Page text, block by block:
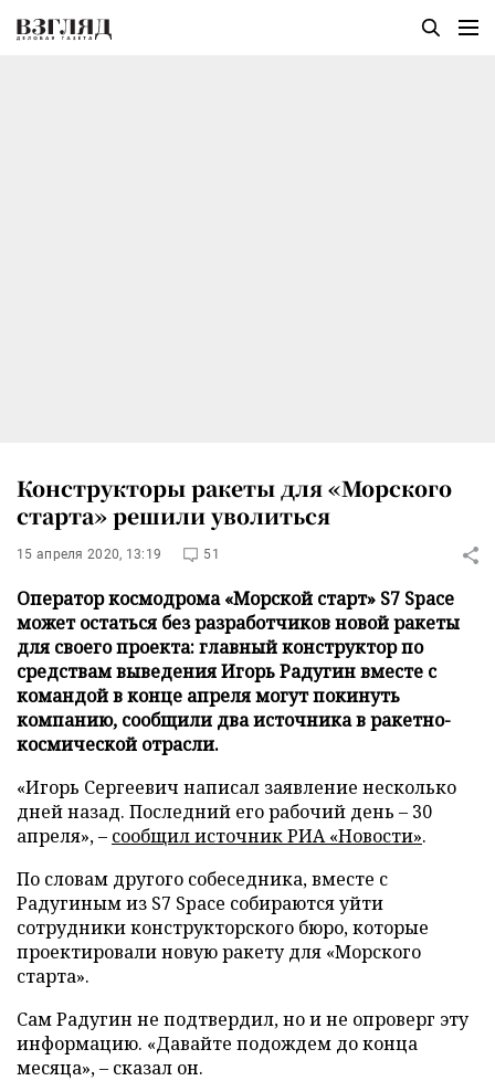
Конструкторы ракеты для «Морского
старта» решили уволиться
15 апреля 2020, 13:19 51
Оператор космодрома «Морской старт» S7 Space
может остаться без разработчиков новой ракеты
для своего проекта: главный конструктор по
средствам выведения Игорь Радугин вместе с
командой в конце апреля могут покинуть
компанию, сообщили два источника в ракетно-
космической отрасли.
«Игорь Сергеевич написал заявление несколько
дней назад. Последний его рабочий день – 30
апреля», – сообщил источникРИА «Новости».
По словам другого собеседника, вместе с
Радугиным из S7 Space собираются уйти
сотрудники конструкторского бюро, которые
проектировали новую ракету для «Морского
старта».
Сам Радугин не подтвердил, но и не опроверг эту
информацию. «Давайте подождем до конца
месяца», – сказал он.